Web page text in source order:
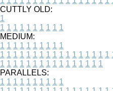
CUTTLY OLD:
1
1 1 1 1 1 1 1 1 1 1
MEDIUM:
1 1 1 1 1 1 1 1 1 1
1 1 1 1 1 1 1 1 1 1 1 1 1 1 1 1 1
1 1 1 1 1 1 1 1 1 1 1 1 1 1 1 1
PARALLELS:
1 1 1 1 1 1 1 1 1 1